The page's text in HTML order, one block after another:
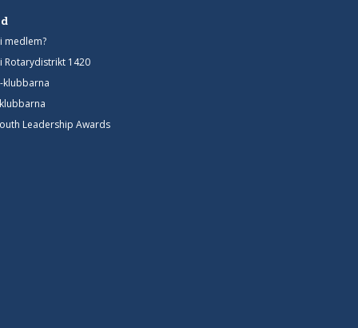
medlem?
Rotarydistrikt 1420
klubbarna
Leadership Awards